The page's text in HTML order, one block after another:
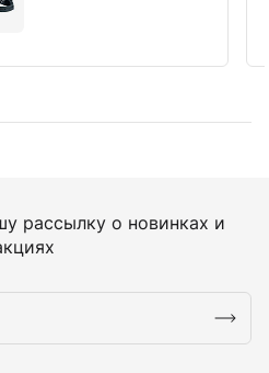
рассылку о новинках и